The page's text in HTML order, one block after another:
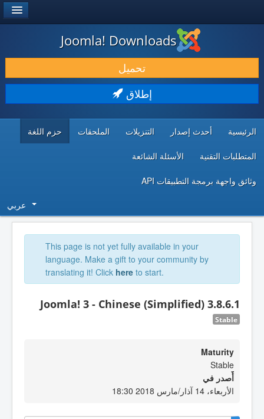
حمل & ومدد
اكتشف & تعلم
Joomla! Downloads
تحميل
إطلاق
الرئيسية أحدث إصدار التنزيلات الملحقات حزم اللغة
المتطلبات التقنية الأسئلة الشائعة
وثائق واجهة برمجة التطبيقات API
عربي
This page is not yet fully available in your
language. Make a gift to your community by
translating it! Click here to start.
Joomla! 3 - Chinese (Simplified) 3.8.6.1
Stable
Maturity
Stable
أٌصدر في
الأربعاء، 14 آذار/مارس 2018 18:30